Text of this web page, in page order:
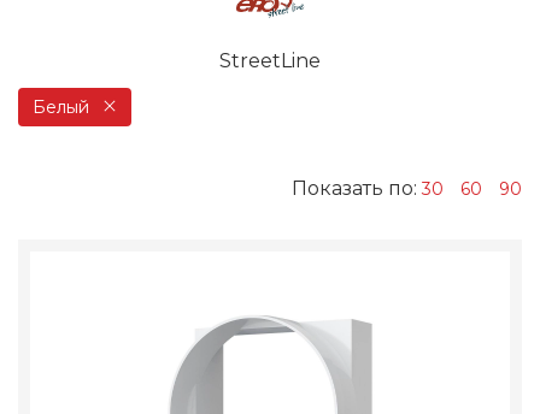
StreetLine
Белый
Показать по:30 60 90